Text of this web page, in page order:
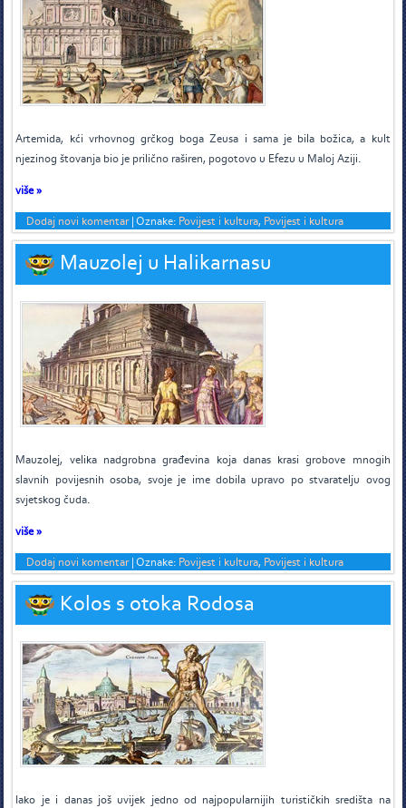
Artemida, kći vrhovnog grčkog boga Zeusa i sama je bila božica, a kult
njezinog štovanja bio je prilično raširen, pogotovo u Efezu u Maloj Aziji.
više »
Dodaj novi komentar|Oznake: Povijest i kultura, Povijest i kultura
Mauzolej u Halikarnasu
Mauzolej, velika nadgrobna građevina koja danas krasi grobove mnogih
slavnih povijesnih osoba, svoje je ime dobila upravo po stvaratelju ovog
svjetskog čuda.
više »
Dodaj novi komentar|Oznake: Povijest i kultura, Povijest i kultura
Kolos s otoka Rodosa
Iako je i danas još uvijek jedno od najpopularnijih turističkih središta na